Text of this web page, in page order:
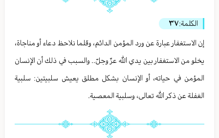
الكلمة:٣٧
إن الاستغفار عبارة عن ورد المؤمن الدائم، وقلما نلاحظ دعاء أو مناجاة،
يخلو من الاستغفار بين يدي الله عزّ وجلّ.. والسبب في ذلك أن الإنسان
المؤمن في حياته، أو الإنسان بشكل مطلق يعيش سلبيتين: سلبية
الغفلة عن ذكر الله تعالى، وسلبية المعصية.